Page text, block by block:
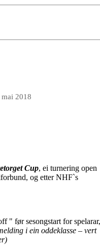
mai 2018
Cup, ei turnering open
og etter NHF`s
" før sesongstart for spelarar,
i ein oddeklasse – vert